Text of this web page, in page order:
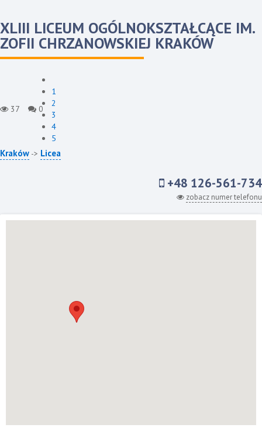
XLIII LICEUM OGÓLNOKSZTAŁCĄCE IM.
ZOFII CHRZANOWSKIEJ KRAKÓW
37 0
1
2
3
4
5
Kraków -> Licea
+48 126-561-734
zobacz numer telefonu